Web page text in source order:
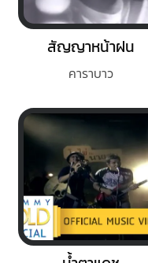
สัญญาหน้าฝน
คาราบาว